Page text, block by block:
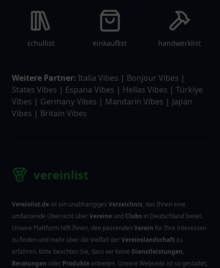
schullist einkauflist handwerklist
Weitere Partner: Italia Vibes | Bonjour Vibes |
States Vibes | Espana Vibes | Hellas Vibes | Türkiye
Vibes | Germany Vibes | Mandarin Vibes | Japan
Vibes | Britain Vibes
vereinlist
Vereinlist.de ist ein unabhängiges Verzeichnis, das Ihnen eine
umfassende Übersicht überVereine und Clubs in Deutschland bietet.
Unsere Plattform hilft Ihnen, den passendenVerein für Ihre Interessen
zu finden und mehr über die Vielfalt derVereinslandschaftzu
erfahren. Bitte beachten Sie, dass wir keine Dienstleistungen,
Beratungen oder Produkte anbieten. Unsere Webseite ist so gestaltet,